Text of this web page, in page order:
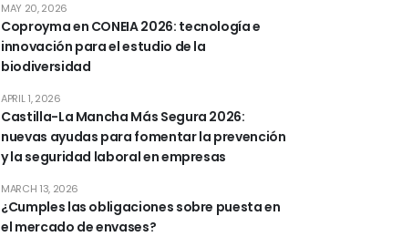
Coproyma en CONEIA 2026: tecnología e
innovación para el estudio de la
biodiversidad
MAY 20, 2026
Castilla-La Mancha Más Segura 2026:
nuevas ayudas para fomentar la prevención
y la seguridad laboral en empresas
APRIL 1, 2026
¿Cumples las obligaciones sobre puesta en
el mercado de envases?
MARCH 13, 2026